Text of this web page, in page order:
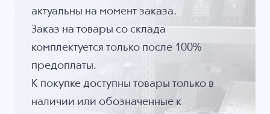
актуальны на момент заказа.
Заказ на товары со склада
комплектуется только после 100%
предоплаты.
К покупке доступны товары только в
наличии или обозначенные к